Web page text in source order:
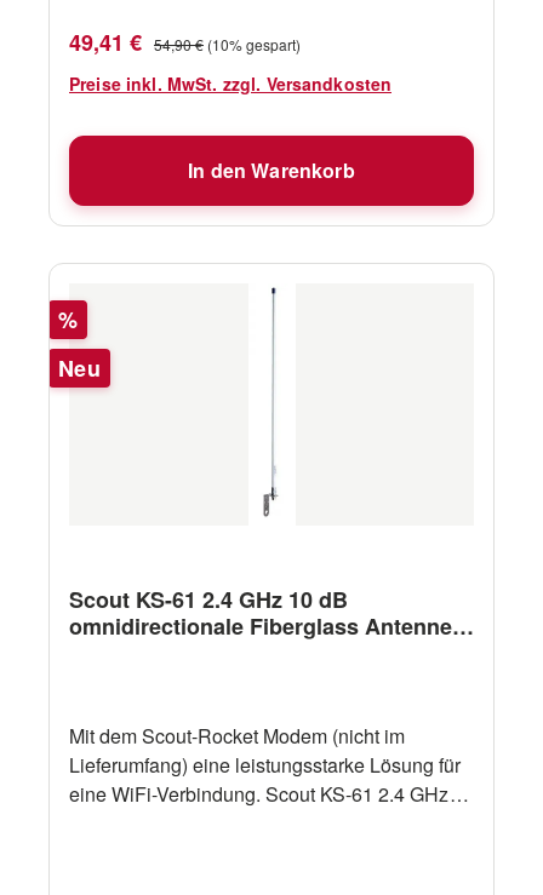
Verkaufspreis:
49,41 € Regulärer Preis:
54,90 € (10% gespart)
Preise inkl. MwSt. zzgl. Versandkosten
In den Warenkorb
Rabatt
%
Neu
Scout KS-61 2.4 GHz 10 dB
omnidirectionale Fiberglass Antenne
Mit dem Scout-Rocket Modem (nicht im
Lieferumfang) eine leistungsstarke Lösung für
eine WiFi-Verbindung. Scout KS-61 2.4 GHz